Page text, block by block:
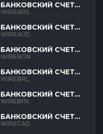
БАНКОВСКИЙ СЧЕТ
ARS
WIREARS
БАНКОВСКИЙ СЧЕТ
AUD
WIREAUD
БАНКОВСКИЙ СЧЕТ
BGN
WIREBGN
БАНКОВСКИЙ СЧЕТ
BRL
WIREBRL
БАНКОВСКИЙ СЧЕТ
BYN
WIREBYN
БАНКОВСКИЙ СЧЕТ
CAD
WIRECAD